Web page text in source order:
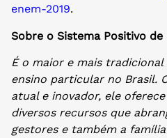
enem-2019.
Sobre o Sistema Positivo de
É o maior e mais
ensino particular no Brasil.
atual e inovador, ele
diversos recursos que
gestores e também a